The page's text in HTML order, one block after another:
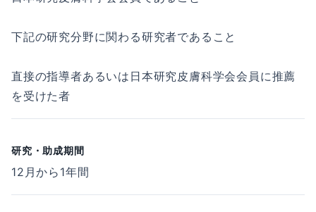
下記の研究分野に関わる研究者であること
直接の指導者あるいは日本研究皮膚科学会会員に推薦
を受けた者
研究・助成期間
12月から1年間